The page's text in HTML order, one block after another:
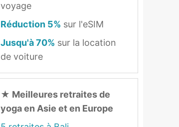
voyage
Réduction 5% sur l'eSIM
Jusqu'à 70% sur la location
de voiture
★ Meilleures retraites de
yoga en Asie et en Europe